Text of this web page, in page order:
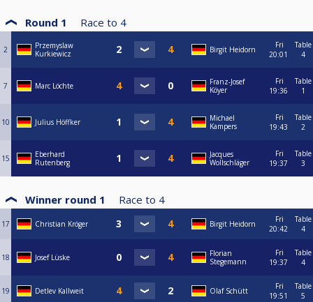
Round 1 Race to 4
2
Przemyslaw
Kurkiewicz
Birgit Heidorn
Fri
20:01
Table
4
7 Marc Löchte
Franz-Josef
Köyer
Fri
19:36
Table
1
10 Julius Höffker
Michael
Kampers
Fri
19:43
Table
2
15
Eberhard
Rutenberg
Jacques
Wollschläger
Fri
19:37
Table
3
Winner round 1 Race to 4
17 Christian Kröger Birgit Heidorn
Fri
20:42
Table
4
18 Josef Lüske
Florian
Stegemann
Fri
19:37
Table
4
19 Detlev Kallweit Olaf Schütt
Fri
19:51
Table
5